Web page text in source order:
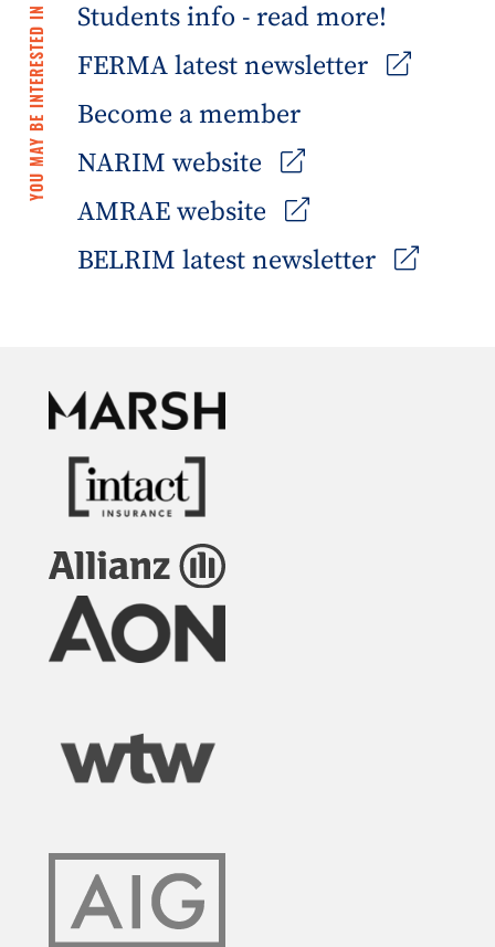
YOU MAY BE INTERESTED IN
Students info - read more!
FERMA latest newsletter
Become a member
NARIM website
AMRAE website
BELRIM latest newsletter